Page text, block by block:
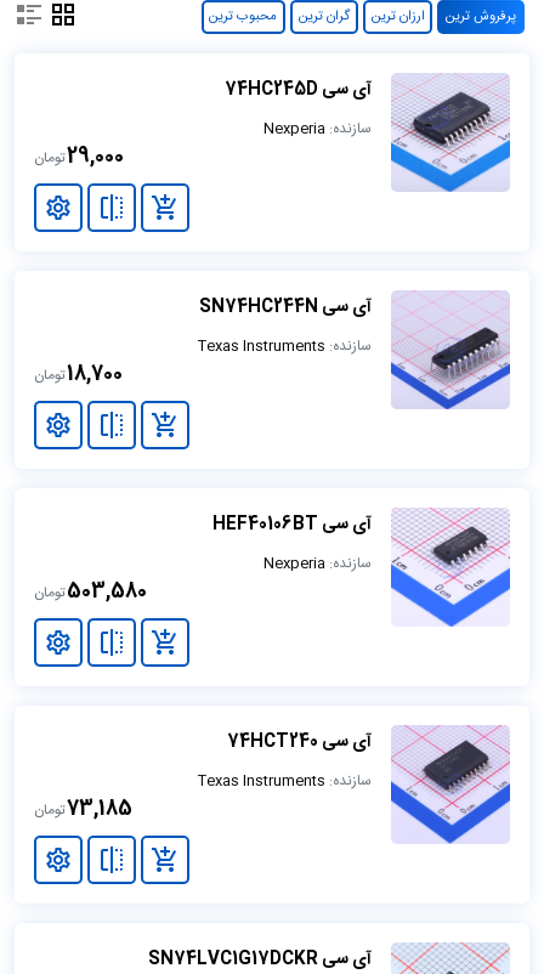
پرفروش ترین ارزان ترین گران ترین محبوب ترین
آی سی 74HC245D
سازنده: Nexperia
29,000تومان
آی سی SN74HC244N
سازنده: Texas Instruments
18,700تومان
آی سی HEF40106BT
سازنده: Nexperia
503,580تومان
آی سی 74HCT240
سازنده: Texas Instruments
73,185تومان
آی سی SN74LVC1G17DCKR